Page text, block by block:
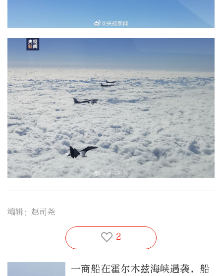
编辑：赵司尧
2
一商船在霍尔木兹海峡遇袭，船